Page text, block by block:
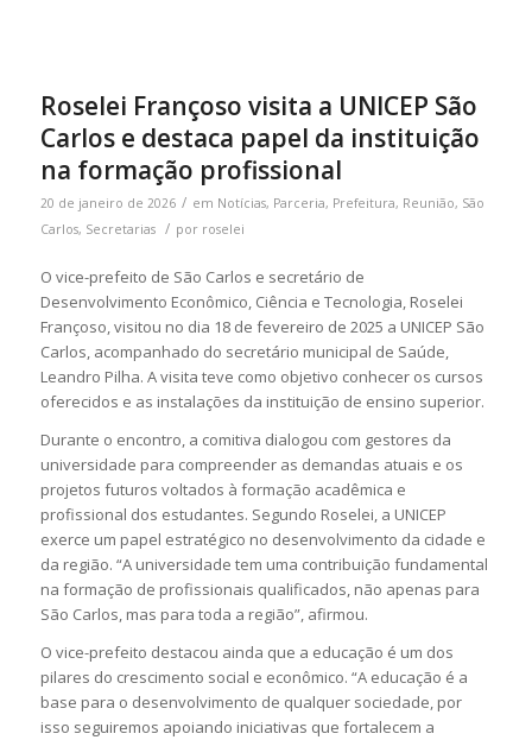
Roselei Françoso visita a UNICEP São
Carlos e destaca papel da instituição
na formação profissional
20 de janeiro de 2026 / em Notícias, Parceria, Prefeitura, Reunião, São
Carlos, Secretarias / por roselei
O vice-prefeito de São Carlos e secretário de
Desenvolvimento Econômico, Ciência e Tecnologia, Roselei
Françoso, visitou no dia 18 de fevereiro de 2025 a UNICEP São
Carlos, acompanhado do secretário municipal de Saúde,
Leandro Pilha. A visita teve como objetivo conhecer os cursos
oferecidos e as instalações da instituição de ensino superior.
Durante o encontro, a comitiva dialogou com gestores da
universidade para compreender as demandas atuais e os
projetos futuros voltados à formação acadêmica e
profissional dos estudantes. Segundo Roselei, a UNICEP
exerce um papel estratégico no desenvolvimento da cidade e
da região. “A universidade tem uma contribuição fundamental
na formação de profissionais qualificados, não apenas para
São Carlos, mas para toda a região”, afirmou.
O vice-prefeito destacou ainda que a educação é um dos
pilares do crescimento social e econômico. “A educação é a
base para o desenvolvimento de qualquer sociedade, por
isso seguiremos apoiando iniciativas que fortalecem a